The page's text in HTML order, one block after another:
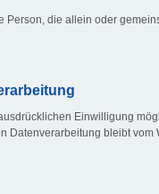
die allein oder
Einwilligung
Datenverarbeitung bleibt vom